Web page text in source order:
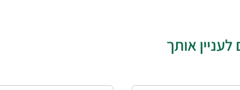
לעניין אותך